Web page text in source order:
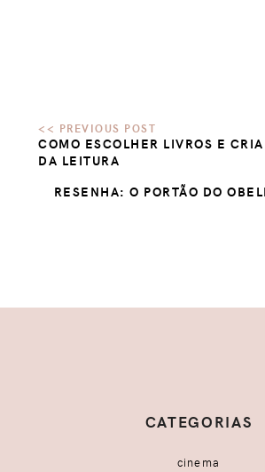
COMO ESCOLHER LIVROS E
DA LEITURA
RESENHA: O PORTÃO DO
CATEGORIAS
cinema